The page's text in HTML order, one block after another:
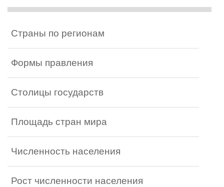
Страны по регионам
Формы правления
Столицы государств
Площадь стран мира
Численность населения
Рост численности населения